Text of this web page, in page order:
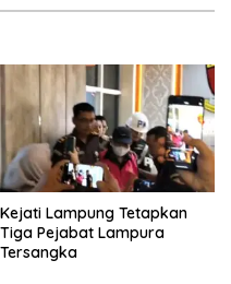
Kejati Lampung Tetapkan
Tiga Pejabat Lampura
Tersangka